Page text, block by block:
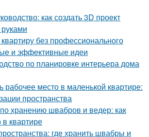
как создать 3D проект
без профессионального
и эффективные идеи
по планировке интерьера дома
рабочее место в маленькой квартире:
пространства
хранению швабров и ведер: как
в квартире
где хранить швабры и